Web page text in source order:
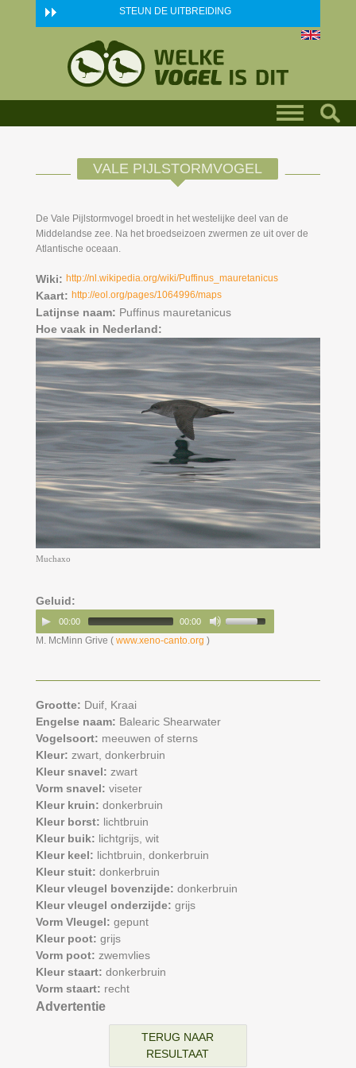
Skip to main content STEUN DE UITBREIDING
VALE PIJLSTORMVOGEL
De Vale Pijlstormvogel broedt in het westelijke deel van de
Middelandse zee. Na het broedseizoen zwermen ze uit over de
Atlantische oceaan.
Wiki: http://nl.wikipedia.org/wiki/Puffinus_mauretanicus
Kaart: http://eol.org/pages/1064996/maps
Latijnse naam: Puffinus mauretanicus
Hoe vaak in Nederland:
Muchaxo
Geluid:
00:00 00:00
M. McMinn Grive ( www.xeno-canto.org )
Grootte: Duif, Kraai
Engelse naam: Balearic Shearwater
Vogelsoort: meeuwen of sterns
Kleur: zwart, donkerbruin
Kleur snavel: zwart
Vorm snavel: viseter
Kleur kruin: donkerbruin
Kleur borst: lichtbruin
Kleur buik: lichtgrijs, wit
Kleur keel: lichtbruin, donkerbruin
Kleur stuit: donkerbruin
Kleur vleugel bovenzijde: donkerbruin
Kleur vleugel onderzijde: grijs
Vorm Vleugel: gepunt
Kleur poot: grijs
Vorm poot: zwemvlies
Kleur staart: donkerbruin
Vorm staart: recht
Advertentie
TERUG NAAR
RESULTAAT